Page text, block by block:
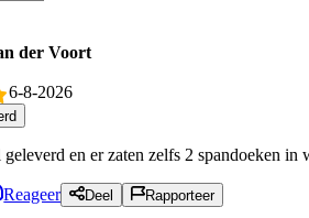
der Voort
6-8-2026
geleverd en er zaten zelfs 2 spandoeken
Reageer Deel Rapporteer